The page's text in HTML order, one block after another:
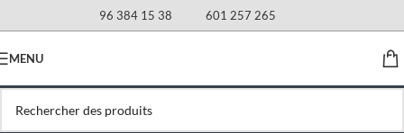
96 384 15 38 601 257 265
MENU